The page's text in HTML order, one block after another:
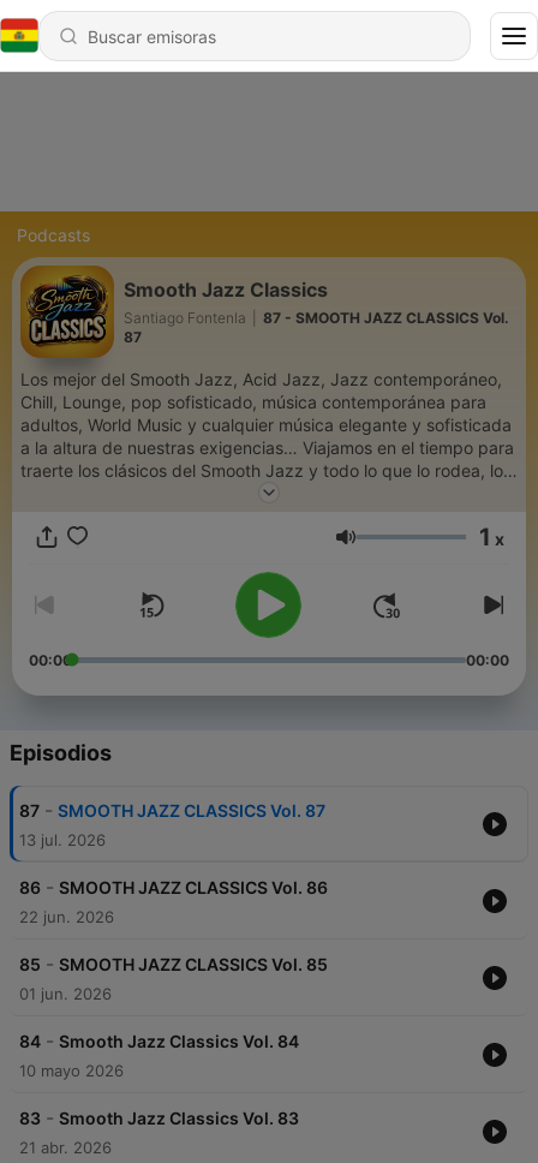
Podcasts
Smooth Jazz Classics
Santiago Fontenla
87 - SMOOTH JAZZ CLASSICS Vol.
87
Los mejor del Smooth Jazz, Acid Jazz, Jazz contemporáneo,
Chill, Lounge, pop sofisticado, música contemporánea para
adultos, World Music y cualquier música elegante y sofisticada
a la altura de nuestras exigencias… Viajamos en el tiempo para
traerte los clásicos del Smooth Jazz y todo lo que lo rodea, los
temas que nunca pasan y permanecen en nuestra memoria. Un
Volumen 1 x
00:00 00:00
Episodios
87 - SMOOTH JAZZ CLASSICS Vol. 87
13 jul. 2026
86 - SMOOTH JAZZ CLASSICS Vol. 86
22 jun. 2026
85 - SMOOTH JAZZ CLASSICS Vol. 85
01 jun. 2026
84 - Smooth Jazz Classics Vol. 84
10 mayo 2026
83 - Smooth Jazz Classics Vol. 83
21 abr. 2026